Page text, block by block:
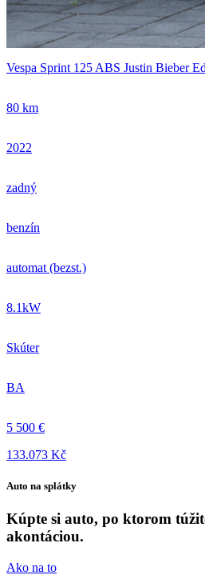
Vespa Sprint 125 ABS Justin Bieber
80 km
2022
zadný
benzín
automat (bezst.)
8.1kW
Skúter
BA
5 500 €
133.073 Kč
Auto na splátky
Kúpte si auto, po ktorom
akontáciou.
Ako na to